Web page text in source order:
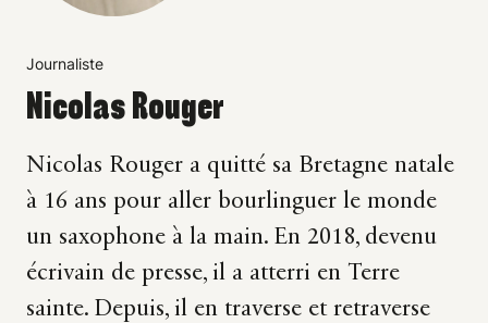
Journaliste
Nicolas Rouger
Nicolas Rouger a quitté sa Bretagne natale
à 16 ans pour aller bourlinguer le monde
un saxophone à la main. En 2018, devenu
écrivain de presse, il a atterri en Terre
sainte. Depuis, il en traverse et retraverse